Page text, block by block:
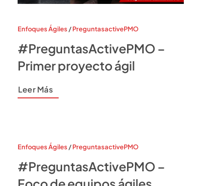
Enfoques Ágiles /PreguntasactivePMO
#PreguntasActivePMO –
Primer proyecto ágil
Leer Más
Enfoques Ágiles /PreguntasactivePMO
#PreguntasActivePMO –